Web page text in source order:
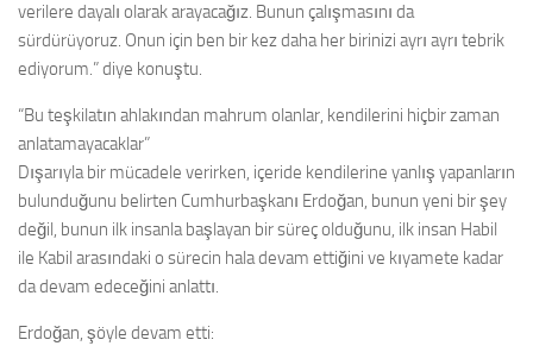
verilere dayalı olarak arayacağız. Bunun çalışmasını da
sürdürüyoruz. Onun için ben bir kez daha her birinizi ayrı ayrı tebrik
ediyorum.” diye konuştu.
“Bu teşkilatın ahlakından mahrum olanlar, kendilerini hiçbir zaman
anlatamayacaklar”
Dışarıyla bir mücadele verirken, içeride kendilerine yanlış yapanların
bulunduğunu belirten Cumhurbaşkanı Erdoğan, bunun yeni bir şey
değil, bunun ilk insanla başlayan bir süreç olduğunu, ilk insan Habil
ile Kabil arasındaki o sürecin hala devam ettiğini ve kıyamete kadar
da devam edeceğini anlattı.
Erdoğan, şöyle devam etti: